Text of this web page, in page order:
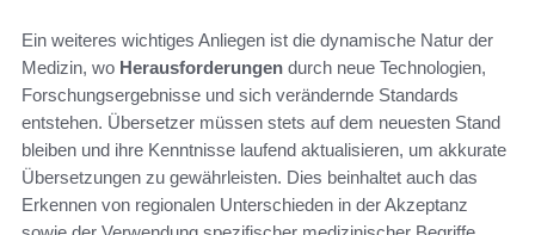
Ein weiteres wichtiges Anliegen ist die dynamische Natur der
Medizin, wo Herausforderungen durch neue Technologien,
Forschungsergebnisse und sich verändernde Standards
entstehen. Übersetzer müssen stets auf dem neuesten Stand
bleiben und ihre Kenntnisse laufend aktualisieren, um akkurate
Übersetzungen zu gewährleisten. Dies beinhaltet auch das
Erkennen von regionalen Unterschieden in der Akzeptanz